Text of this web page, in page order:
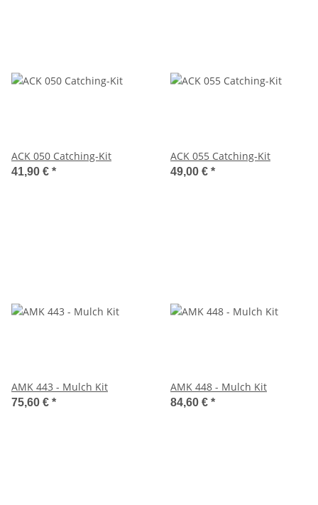
ACK 050 Catching-Kit
41,90 € *
ACK 055 Catching-Kit
49,00 € *
AMK 443 - Mulch Kit
75,60 € *
AMK 448 - Mulch Kit
84,60 € *